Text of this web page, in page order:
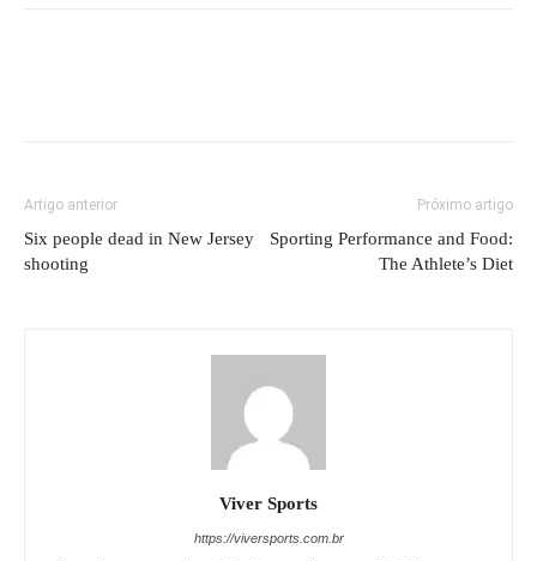
Artigo anterior
Six people dead in New Jersey
shooting
Próximo artigo
Sporting Performance and Food:
The Athlete’s Diet
Viver Sports
https://viversports.com.br